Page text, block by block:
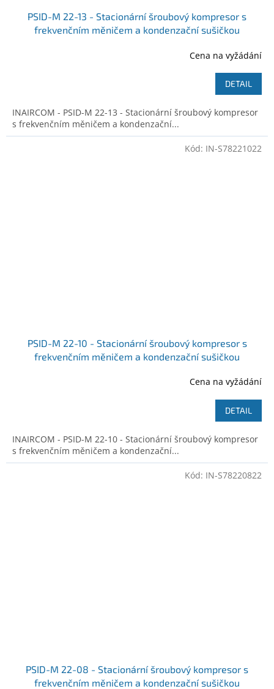
PSID-M 22-13 - Stacionární šroubový kompresor s
frekvenčním měničem a kondenzační sušičkou
Cena na vyžádání
DETAIL
INAIRCOM - PSID-M 22-13 - Stacionární šroubový kompresor
s frekvenčním měničem a kondenzační...
PSID-M 22-10 - Stacionární šroubový kompresor s
frekvenčním měničem a kondenzační sušičkou
Cena na vyžádání
DETAIL
INAIRCOM - PSID-M 22-10 - Stacionární šroubový kompresor
s frekvenčním měničem a kondenzační...
Kód: IN-S78221022
PSID-M 22-08 - Stacionární šroubový kompresor s
frekvenčním měničem a kondenzační sušičkou
Kód: IN-S78220822